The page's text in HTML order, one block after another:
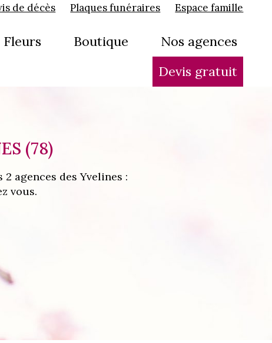
de décès Plaques funéraires Espace famille
Fleurs Boutique
Nos agences
Devis gratuit
(78)
agences des Yvelines :
vous.